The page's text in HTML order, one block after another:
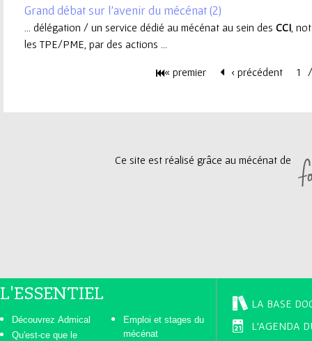
u
r
Grand débat sur l'avenir du mécénat (2)
... délégation / un service dédié au mécénat au sein des CCI ,
les TPE/PME, par des actions ...
« premier ‹ précédent 1
Ce site est réalisé grâce au mécénat de
L'ESSENTIEL
Découvrez Admical
Qu'est-ce que le
Emploi et stages du
mécénat
LA BASE
L'AGENDA